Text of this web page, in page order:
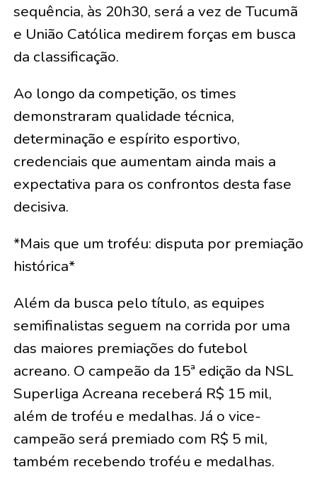
sequência, às 20h30, será a vez de Tucumã
e União Católica medirem forças em busca
da classificação.
Ao longo da competição, os times
demonstraram qualidade técnica,
determinação e espírito esportivo,
credenciais que aumentam ainda mais a
expectativa para os confrontos desta fase
decisiva.
*Mais que um troféu: disputa por premiação
histórica*
Além da busca pelo título, as equipes
semifinalistas seguem na corrida por uma
das maiores premiações do futebol
acreano. O campeão da 15ª edição da NSL
Superliga Acreana receberá R$ 15 mil,
além de troféu e medalhas. Já o vice-
campeão será premiado com R$ 5 mil,
também recebendo troféu e medalhas.